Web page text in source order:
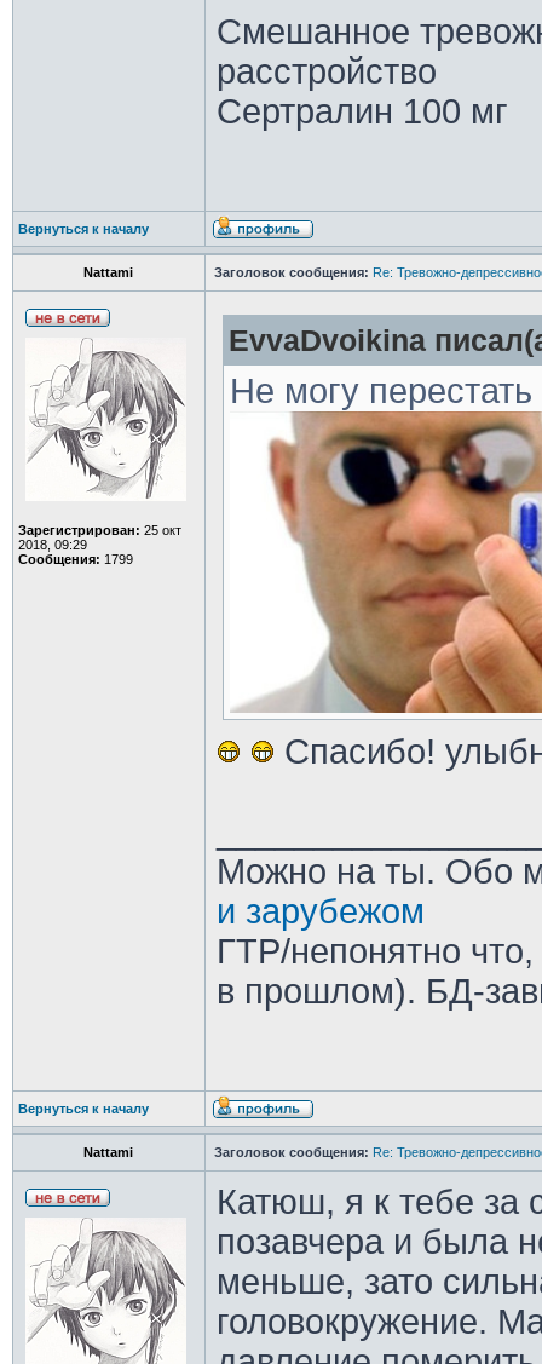
Cмешанное
расстройство
Сертралин 100 мг
Вернуться к началу
Nattami Заголовок сообщения: Re: Тревожно-
Зарегистрирован: 25 окт
2018, 09:29
Сообщения: 1799
EvvaDvoikina
Не могу
Спасибо!
Можно на ты. Обо
и зарубежом
ГТР/непонятно
в прошлом). БД-
Вернуться к началу
Nattami Заголовок сообщения: Re: Тревожно-
Катюш, я к тебе за
позавчера и была
меньше, зато
головокружение.